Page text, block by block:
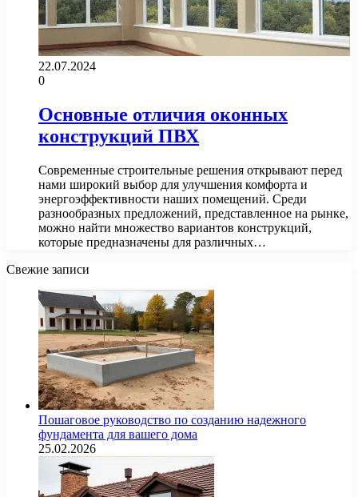
22.07.2024
0
Основные отличия оконных
конструкций ПВХ
Современные строительные решения открывают перед
нами широкий выбор для улучшения комфорта и
энергоэффективности наших помещений. Среди
разнообразных предложений, представленное на рынке,
можно найти множество вариантов конструкций,
которые предназначены для различных…
Свежие записи
Пошаговое руководство по созданию надежного
фундамента для вашего дома
25.02.2026